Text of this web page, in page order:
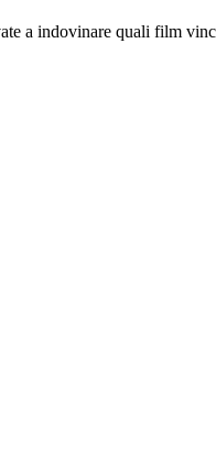
a indovinare quali film